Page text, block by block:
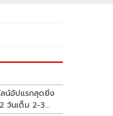
น์อัปแรกสุดยิ่ง
วันเต็ม 2-3